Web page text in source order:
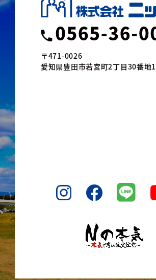
〒471-0026
愛知県豊田市若宮町2丁目30番地1